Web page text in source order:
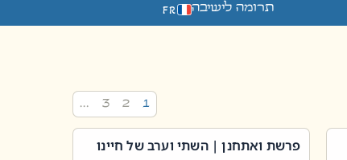
תרומה לישיבה FR
1
2
3
…
פרשת ואתחנן | השתי וערב של חיינו